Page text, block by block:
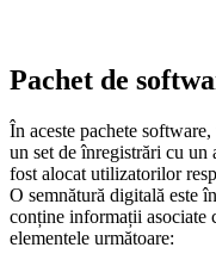
Pachet de
În aceste pachete
un set de înregistrări cu un
fost alocat utilizatorilor
O semnătură digitală este
conține informații asociate
elementele următoare: